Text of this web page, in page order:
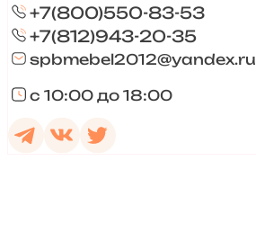
+7(800)550-83-53
+7(812)943-20-35
spbmebel2012@yandex.ru
с 10:00 до 18:00